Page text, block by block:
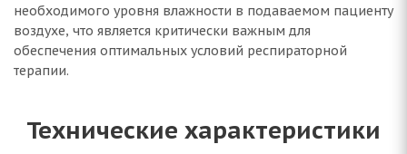
необходимого уровня влажности в подаваемом пациенту
воздухе, что является критически важным для
обеспечения оптимальных условий респираторной
терапии.
Технические характеристики